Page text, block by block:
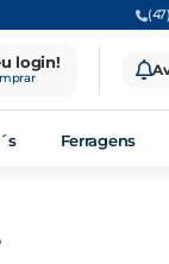
login!
Ferragens